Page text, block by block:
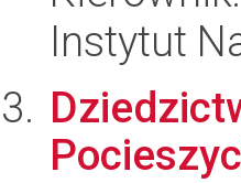
Instytut